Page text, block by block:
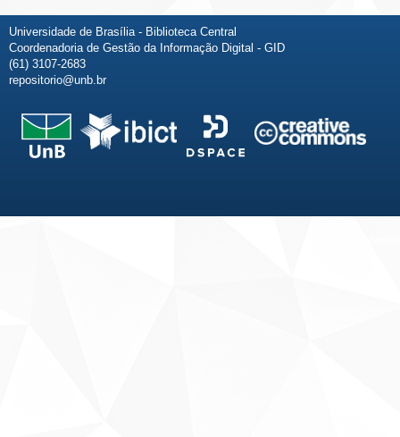
Universidade de Brasília - Biblioteca Central
Coordenadoria de Gestão da Informação Digital - GID
(61) 3107-2683
repositorio@unb.br